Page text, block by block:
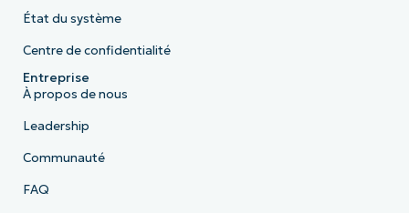
État du système
Centre de confidentialité
Entreprise
À propos de nous
Leadership
Communauté
FAQ